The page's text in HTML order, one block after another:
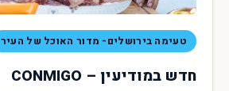
טעימה בירושלים- מדור האוכל של העיר
חדש במודיעין – CONMIGO